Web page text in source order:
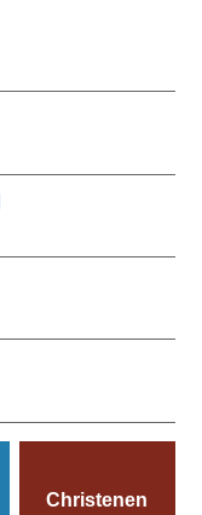
Christenen